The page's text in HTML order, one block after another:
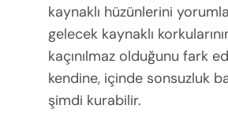
kaynaklı hüzünlerini
gelecek kaynaklı
kaçınılmaz olduğunu fark
kendine, içinde sonsuzluk
şimdi kurabilir.